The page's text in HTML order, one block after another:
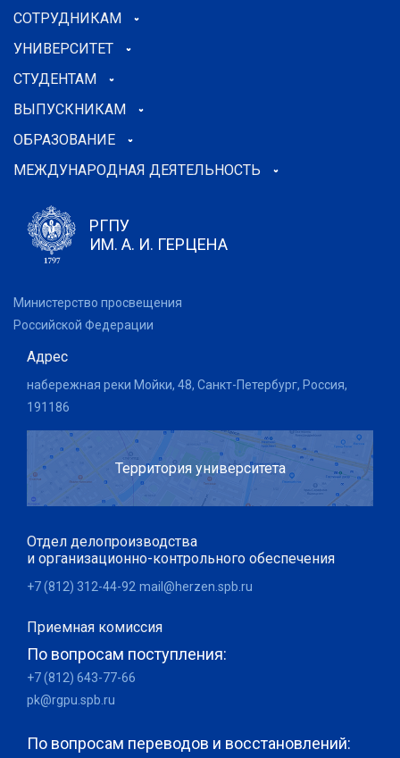
СОТРУДНИКАМ
УНИВЕРСИТЕТ
СТУДЕНТАМ
ВЫПУСКНИКАМ
ОБРАЗОВАНИЕ
МЕЖДУНАРОДНАЯ ДЕЯТЕЛЬНОСТЬ
РГПУ
ИМ. А. И. ГЕРЦЕНА
Министерство просвещения
Российской Федерации
Адрес
набережная реки Мойки, 48, Санкт-Петербург, Россия,
191186
Территория университета
Отдел делопроизводства
и организационно-контрольного обеспечения
+7 (812) 312-44-92 mail@herzen.spb.ru
Приемная комиссия
По вопросам поступления:
+7 (812) 643-77-66
pk@rgpu.spb.ru
По вопросам переводов и восстановлений: